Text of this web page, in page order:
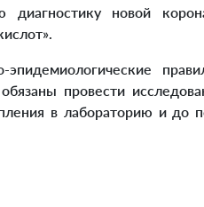
диагностику новой
провести
в лабораторию и до